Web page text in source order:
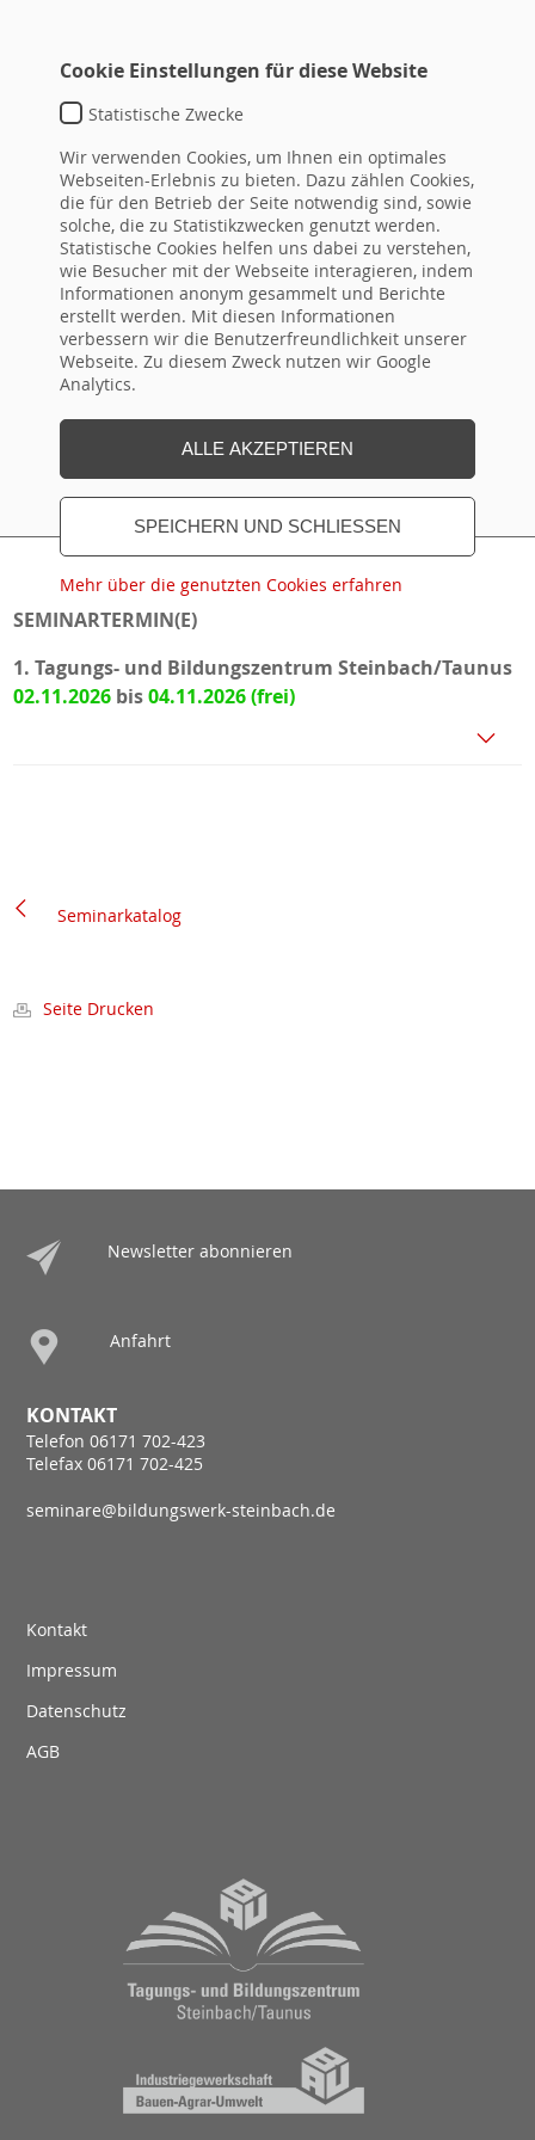
DAS ALLGEMEINE
GLEICHBEHANDLUNGSGESETZ (AGG)
– RECHTLICHER RAHMEN FÜR DEN BR
BEI DISKRIMINIERUNG UND
DEMOKRATIEFEINDLICHEN
TENDENZEN
ZIELGRUPPE / TEILNEHMER
SEMINARTERMIN(E)
1. Tagungs- und Bildungszentrum Steinbach/Taunus
02.11.2026 bis04.11.2026
Seminarkatalog
Seite Drucken
Newsletter abonnieren
Anfahrt
KONTAKT
Telefon 06171 702-423
Telefax 06171 702-425
seminare@bildungswerk-steinbach.de
Kontakt
Impressum
Datenschutz
AGB
Cookie Einstellungen für diese Website
Statistische Zwecke
Wir verwenden Cookies, um Ihnen ein optimales
Webseiten-Erlebnis zu bieten. Dazu zählen Cookies,
die für den Betrieb der Seite notwendig sind, sowie
solche, die zu Statistikzwecken genutzt werden.
Statistische Cookies helfen uns dabei zu verstehen,
wie Besucher mit der Webseite interagieren, indem
Informationen anonym gesammelt und Berichte
erstellt werden. Mit diesen Informationen
verbessern wir die Benutzerfreundlichkeit unserer
Webseite. Zu diesem Zweck nutzen wir Google
Analytics.
ALLE AKZEPTIEREN
SPEICHERN UND SCHLIESSEN
Mehr über die genutzten Cookies erfahren